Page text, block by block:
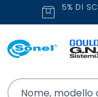
5% DI